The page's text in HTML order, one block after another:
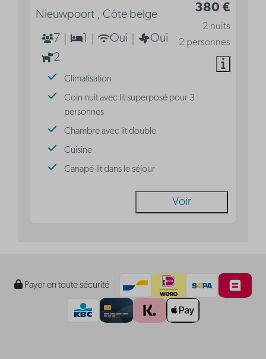
380 €
2 nuits
2 personnes
Nieuwpoort , Côte belge
7
Oui
Oui
2
Climatisation
Coin nuit avec lit superposé pour 3
personnes
Chambre avec lit double
Cuisine
Canapé-lit dans le séjour
Voir
Payer en toute sécurité